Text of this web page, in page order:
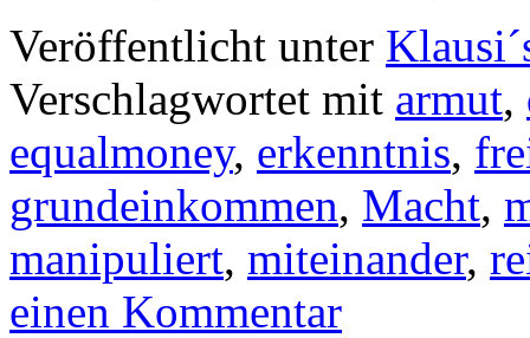
Veröffentlicht unter
Verschlagwortet mit armut,
equalmoney, erkenntnis,
grundeinkommen, Macht,
manipuliert, miteinander,
einen Kommentar